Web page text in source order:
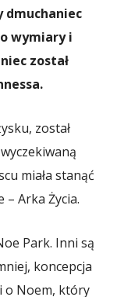
dmuchaniec
wymiary i
został
został
miała stanąć
Arka Życia.
Park. Inni są
koncepcja
o Noem, który